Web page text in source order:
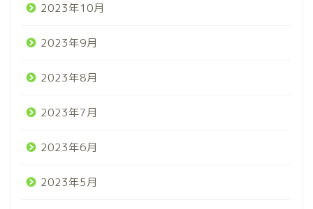
2023年10月
2023年9月
2023年8月
2023年7月
2023年6月
2023年5月